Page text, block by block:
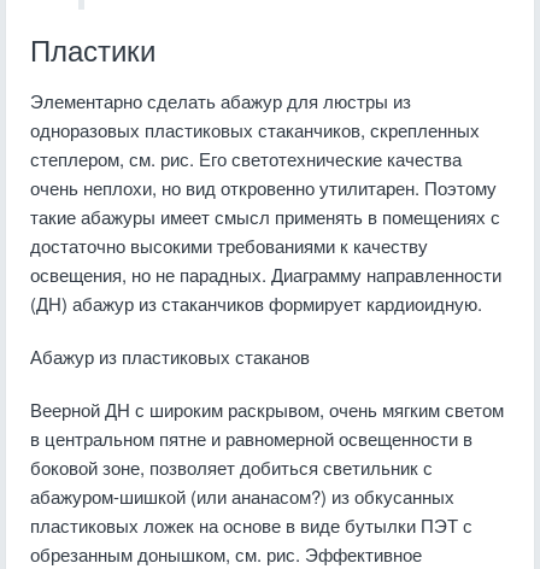
Пластики
Элементарно сделать абажур для люстры из
одноразовых пластиковых стаканчиков, скрепленных
степлером, см. рис. Его светотехнические качества
очень неплохи, но вид откровенно утилитарен. Поэтому
такие абажуры имеет смысл применять в помещениях с
достаточно высокими требованиями к качеству
освещения, но не парадных. Диаграмму направленности
(ДН) абажур из стаканчиков формирует кардиоидную.
Абажур из пластиковых стаканов
Веерной ДН с широким раскрывом, очень мягким светом
в центральном пятне и равномерной освещенности в
боковой зоне, позволяет добиться светильник с
абажуром-шишкой (или ананасом?) из обкусанных
пластиковых ложек на основе в виде бутылки ПЭТ с
обрезанным донышком, см. рис. Эффективное